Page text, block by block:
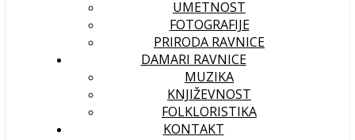
UMETNOST
FOTOGRAFIJE
PRIRODA RAVNICE
DAMARI RAVNICE
MUZIKA
KNJIŽEVNOST
FOLKLORISTIKA
KONTAKT